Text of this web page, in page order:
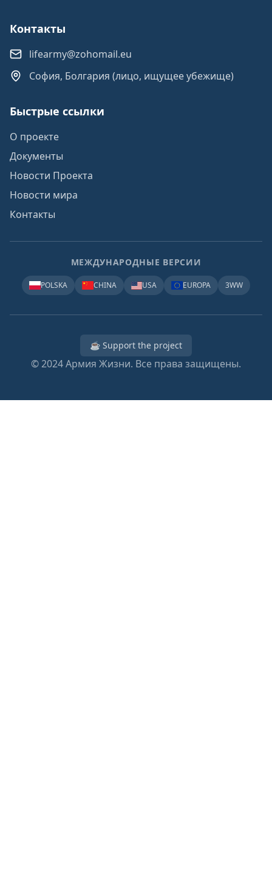
Контакты
lifearmy@zohomail.eu
София, Болгария (лицо, ищущее убежище)
Быстрые ссылки
О проекте
Документы
Новости Проекта
Новости мира
Контакты
МЕЖДУНАРОДНЫЕ ВЕРСИИ
POLSKA CHINA USA EUROPA 3WW
☕ Support the project
© 2024Армия Жизни. Все права защищены.